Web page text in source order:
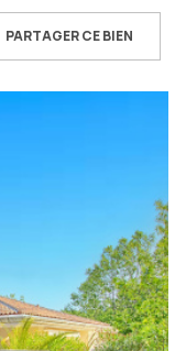
PARTAGER CE BIEN